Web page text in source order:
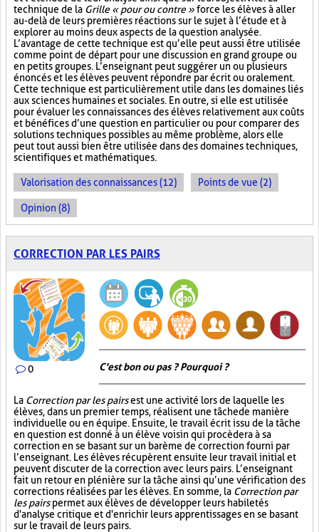
technique de la Grille « pour ou contre »force les élèves à aller
au-delà de leurs premières réactions sur le sujet à l’étude et à
explorer au moins deux aspects de la question analysée.
L’avantage de cette technique est qu’elle peut aussi être utilisée
comme point de départ pour une discussion en grand groupe ou
en petits groupes. L’enseignant peut suggérer un ou plusieurs
énoncés et les élèves peuvent répondre par écrit ou oralement.
Cette technique est particulièrement utile dans les domaines liés
aux sciences humaines et sociales. En outre, si elle est utilisée
pour évaluer les connaissances des élèves relativement aux coûts
et bénéfices d’une question en particulier ou pour comparer des
solutions techniques possibles au même problème, alors elle
peut tout aussi bien être utilisée dans des domaines techniques,
scientifiques et mathématiques.
Valorisation des connaissances (12) Points de vue (2)
Opinion (8)
CORRECTION PAR LES PAIRS
0 C'est bon ou pas ? Pourquoi ?
La Correction par les pairsest une activité lors de laquelle les
élèves, dans un premier temps, réalisent une tâche de manière
individuelle ou en équipe. Ensuite, le travail écrit issu de la tâche
en question est donné à un élève voisin qui procèdera à sa
correction en se basant sur un barème de correction fourni par
l’enseignant. Les élèves récupèrent ensuite leur travail initial et
peuvent discuter de la correction avec leurs pairs. L’enseignant
fait un retour en plénière sur la tâche ainsi qu’une vérification des
corrections réalisées par les élèves. En somme, la Correction par
les pairspermet aux élèves de développer leurs habiletés
d'analyse critique et d'enrichir leurs apprentissages en se basant
sur le travail de leurs pairs.